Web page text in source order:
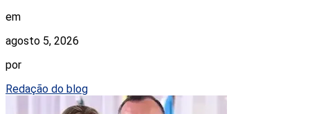
em
agosto 5, 2026
por
Redação do blog